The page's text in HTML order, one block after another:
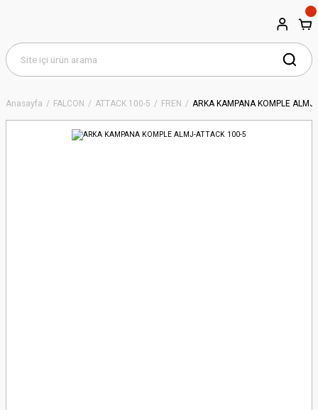
Anasayfa FALCON ATTACK 100-5 FREN ARKA KAMPANA KOMPLE